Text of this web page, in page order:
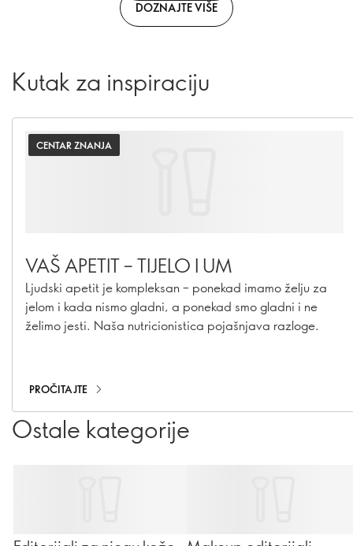
DOZNAJTE VIŠE
Kutak za inspiraciju
CENTAR ZNANJA
VAŠ APETIT – TIJELO I UM
Ljudski apetit je kompleksan – ponekad imamo želju za
jelom i kada nismo gladni, a ponekad smo gladni i ne
želimo jesti. Naša nutricionistica pojašnjava razloge.
PROČITAJTE
Ostale kategorije